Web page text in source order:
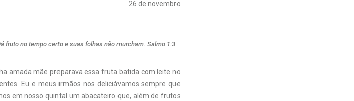
26 de novembro
fruto no tempo certo e suas folhas não murcham. Salmo 1:3
amada mãe preparava essa fruta batida com leite no
Eu e meus irmãos nos deliciávamos sempre que
em nosso quintal um abacateiro que, além de frutos